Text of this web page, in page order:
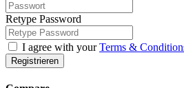
Retype Password
I agree with yourTerms &
Registrieren